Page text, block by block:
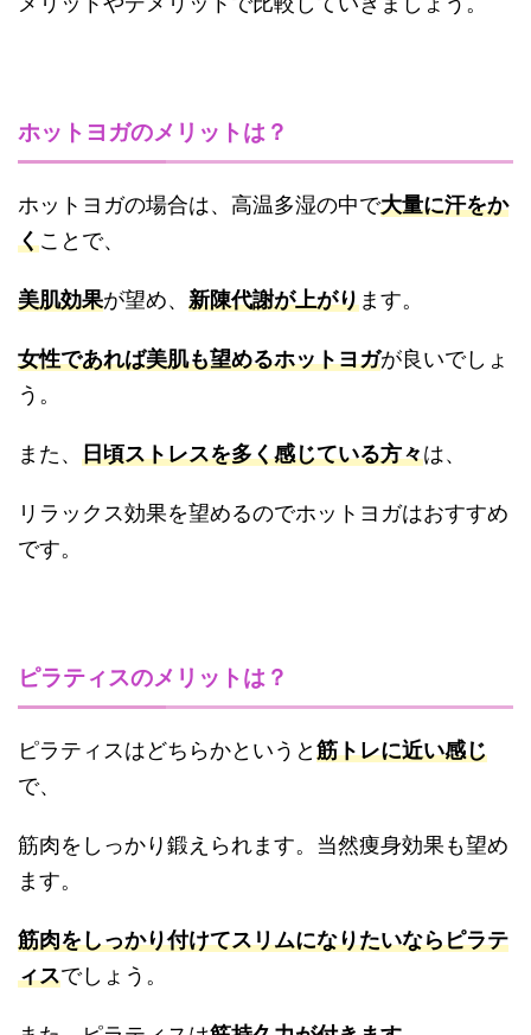
ホットヨガのメリットは？
ホットヨガの場合は、高温多湿の中で大量に汗をか
くことで、
美肌効果が望め、 新陳代謝が上がります。
女性であれば美肌も望めるホットヨガが良いでしょ
う。
また、 日頃ストレスを多く感じている方々は、
リラックス効果を望めるのでホットヨガはおすすめ
です。
ピラティスのメリットは？
ピラティスはどちらかというと筋トレに近い感じ
で、
筋肉をしっかり鍛えられます。当然痩身効果も望め
ます。
筋肉をしっかり付けてスリムになりたいならピラテ
ィスでしょう。